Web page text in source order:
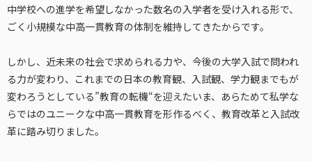
中学校への進学を希望しなかった数名の入学者を受け入れる形で、
ごく小規模な中高一貫教育の体制を維持してきたからです。
しかし、近未来の社会で求められる力や、今後の大学入試で問われ
る力が変わり、これまでの日本の教育観、入試観、学力観までもが
変わろうとしている”教育の転機“を迎えたいま、あらためて私学な
らではのユニークな中高一貫教育を形作るべく、教育改革と入試改
革に踏み切りました。